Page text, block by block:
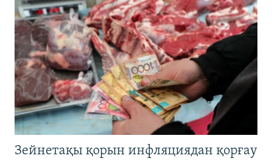
Зейнетақы қорын инфляциядан қорғау